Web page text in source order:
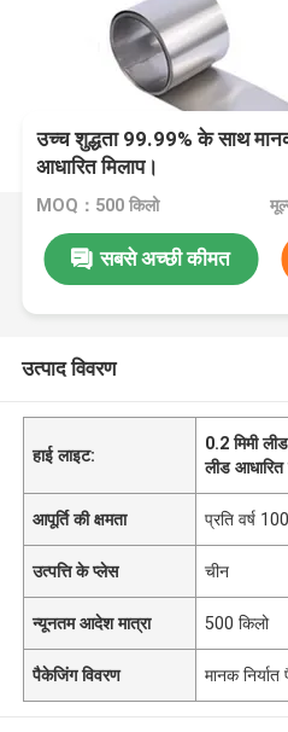
उच्च शुद्धता 99.99% के साथ
आधारित मिलाप।
MOQ：500 किलो
सबसे अच्छी कीमत
उत्पाद विवरण
हाई लाइट:
0.2 मिमी
लीड
आपूर्ति की क्षमता प्रति वर्ष
उत्पत्ति के प्लेस चीन
न्यूनतम आदेश मात्रा 500 किलो
पैकेजिंग विवरण मानक